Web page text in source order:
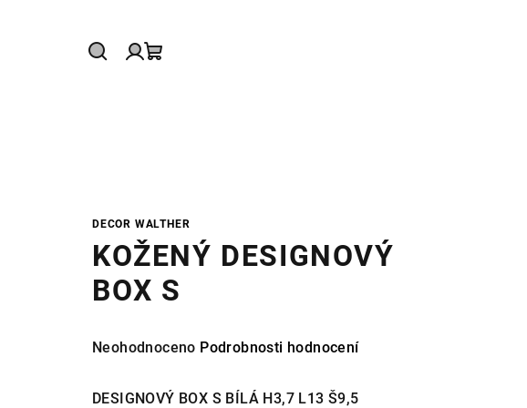
DECOR WALTHER
KOŽENÝ DESIGNOVÝ
BOX S
Průměrné
produktu
Neohodnoceno Podrobnosti hodnocení
DESIGNOVÝ BOX S BÍLÁ H3,7 L13 Š9,5